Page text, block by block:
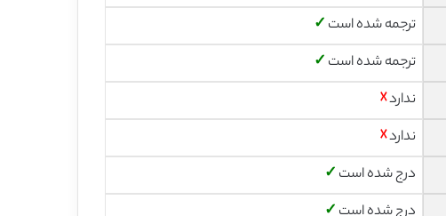
ترجمه شده است ✓
ترجمه شده است ✓
ندارد☓
ندارد☓
درج شده است ✓